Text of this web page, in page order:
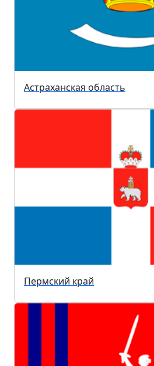
Астраханская область
Пермский край